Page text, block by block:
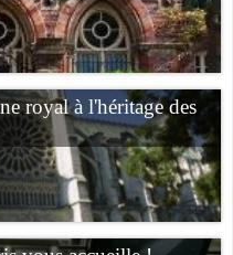
royal à l'héritage des